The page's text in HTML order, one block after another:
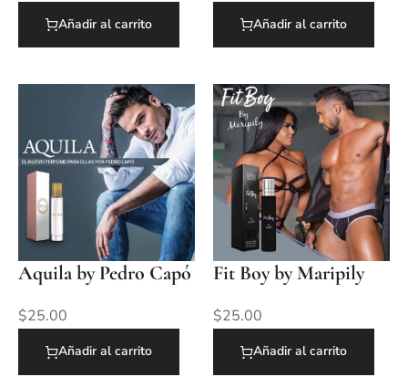
Añadir al carrito Añadir al carrito
Aquila by Pedro Capó
$25.00
Añadir al carrito
Fit Boy by Maripily
$25.00
Añadir al carrito